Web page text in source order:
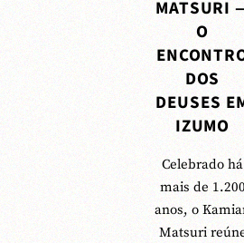
MATSURI
O
DOS
DEUSES
IZUMO
Celebrado há
mais de 1.200
anos, o
Matsuri